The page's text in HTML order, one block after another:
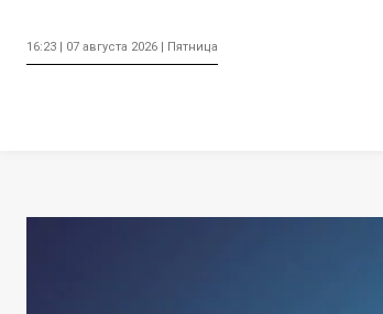
16:23 | 07 августа 2026 | Пятница